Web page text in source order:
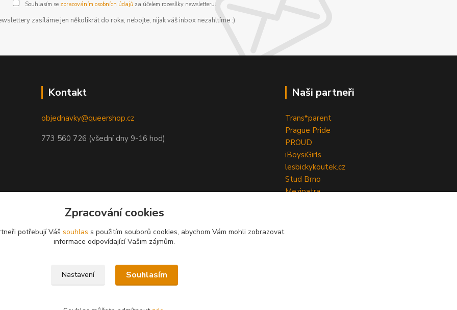
Souhlasím se zpracováním osobních údajůza účelem rozesílky newsletteru.
zasíláme jen několikrát do roka, nebojte, nijak váš inbox nezahltíme :)
Kontakt
objednavky@queershop.cz
773 560 726 (všední dny 9-16 hod)
Naši partneři
Trans*parent
Prague Pride
PROUD
iBoysiGirls
lesbickykoutek.cz
Stud Brno
Mezipatra
Zpracování cookies
potřebují Váš souhlas s použitím souborů cookies, abychom Vám mohli zobrazovat
informace odpovídající Vašim zájmům.
Nastavení Souhlasím